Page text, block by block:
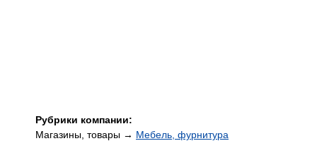
Рубрики компании:
Магазины, товары → Мебель, фурнитура